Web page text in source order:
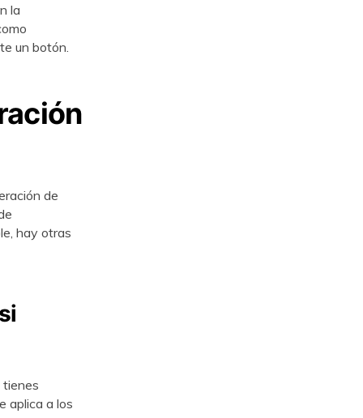
la
un botón.
de
hay otras
tienes
aplica a los